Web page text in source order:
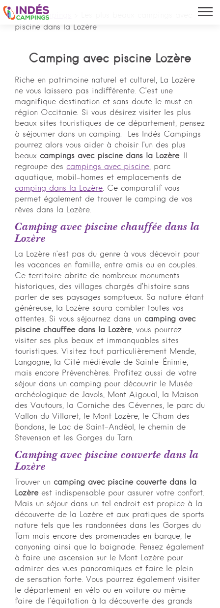
Indés campings
piscine dans la Lozère
Camping avec piscine Lozère
Riche en patrimoine naturel et culturel, La Lozère
ne vous laissera pas indifférente. C’est une
magnifique destination et sans doute le must en
région Occitanie. Si vous désirez visiter les plus
beaux sites touristiques de ce département, pensez
à séjourner dans un camping. Les Indés Campings
pourrez alors vous aider à choisir l’un des plus
beaux campings avec piscine dans la Lozère. Il
regroupe des campings avec piscine, parc
aquatique, mobil-homes et emplacements de
camping dans la Lozère. Ce comparatif vous
permet également de trouver le camping de vos
rêves dans la Lozère.
Camping avec piscine chauffée dans la
Lozère
La Lozère n’est pas du genre à vous décevoir pour
les vacances en famille, entre amis ou en couples.
Ce territoire abrite de nombreux monuments
historiques, des villages chargés d’histoire sans
parler de ses paysages somptueux. Sa nature étant
généreuse, la Lozère saura combler toutes vos
attentes. Si vous séjournez dans un camping avec
piscine chauffée dans la Lozère, vous pourrez
visiter ses plus beaux et immanquables sites
touristiques. Visitez tout particulièrement Mende,
Langogne, la Cité médiévale de Sainte-Énimie,
mais encore Prévenchères. Profitez aussi de votre
séjour dans un camping pour découvrir le Musée
archéologique de Javols, Mont Aigoual, la Maison
des Vautours, la Corniche des Cévennes, le parc du
Vallon du Villaret, le Mont Lozère, le Cham des
Bondons, le Lac de Saint-Andéol, le chemin de
Stevenson et les Gorges du Tarn.
Camping avec piscine couverte dans la
Lozère
Trouver un camping avec piscine couverte dans la
Lozèreest indispensable pour assurer votre confort.
Mais un séjour dans un tel endroit est propice à la
découverte de la Lozère et aux pratiques de sports
nature tels que les randonnées dans les Gorges du
Tarn mais encore des promenades en barque, le
canyoning ainsi que la baignade. Pensez également
à faire une ascension sur le Mont Lozère pour
admirer des vues panoramiques et faire le plein
de sensation forte. Vous pourrez également visiter
le département en vélo ou en voiture ou même
faire de l’équitation à la découverte des grands